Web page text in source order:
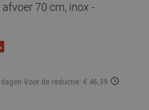
70 cm, inox -
Voor de reductie: € 46,39